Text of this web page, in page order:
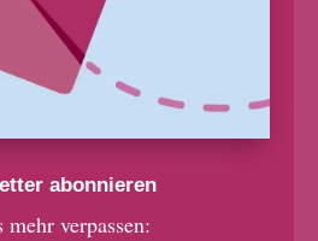
abonnieren
verpassen: